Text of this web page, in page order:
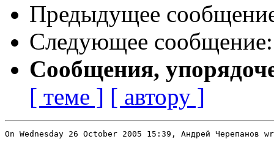
Предыдущее
Следующее
Сообщения,
[ теме ] [ автору ]
On Wednesday 26 October 2005 15:39, Андрей Черепанов